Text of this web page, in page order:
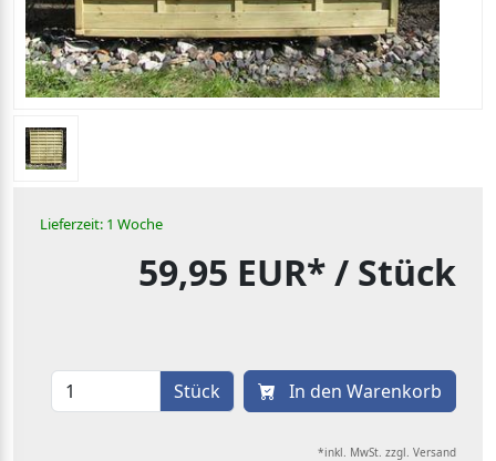
Lieferzeit: 1 Woche
59,95 EUR*/ Stück
Stück In den Warenkorb
*inkl. MwSt. zzgl. Versand